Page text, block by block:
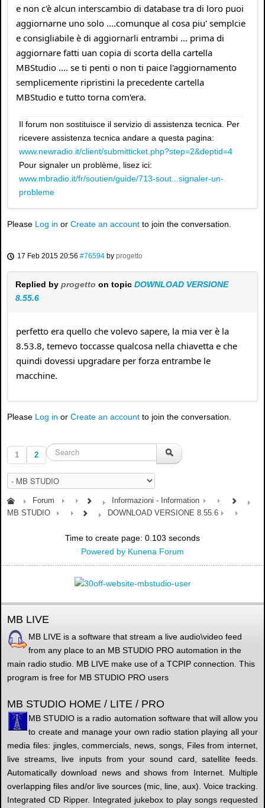
e non c'è alcun interscambio di database tra di loro puoi
aggiornarne uno solo ....comunque al cosa piu' semplcie
e consigliabile è di aggiornarli entrambi ... prima di
aggiornare fatti uan copia di scorta della cartella
MBStudio .... se ti penti o non ti paice l'aggiornamento
semplicemente ripristini la precedente cartella
MBStudio e tutto torna com'era.
Il forum non sostituisce il servizio di assistenza tecnica. Per
ricevere assistenza tecnica andare a questa pagina:
www.newradio.it/client/submitticket.php?step=2&deptid=4
Pour signaler un problème, lisez ici:
www.mbradio.it/fr/soutien/guide/713-sout...signaler-un-
probleme
Please Log in or Create an account to join the conversation.
17 Feb 2015 20:56 #76594 by progetto
Replied by progetto on topic DOWNLOAD VERSIONE
8.55.6
perfetto era quello che volevo sapere, la mia ver è la
8.53.8, temevo toccasse qualcosa nella chiavetta e che
quindi dovessi upgradare per forza entrambe le
macchine.
Please Log in or Create an account to join the conversation.
1 2
Forum
Informazioni - Information
MB STUDIO
DOWNLOAD VERSIONE 8.55.6
Time to create page: 0.103 seconds
Powered by Kunena Forum
MB LIVE
MB LIVE is a software that stream a live audio\video feed
from any place to an MB STUDIO PRO automation in the
main radio studio. MB LIVE make use of a TCPIP connection. This
program is free for MB STUDIO PRO users
MB STUDIO HOME / LITE / PRO
MB STUDIO is a radio automation software that will allow you
to create and manage your own radio station playing all your
media files: jingles, commercials, news, songs, Files from internet,
live streams, live inputs from your sound card, satellite feeds.
Automatically download news and shows from Internet. Multiple
overlapping files and/or live sources (mic, line, aux). Voice tracking.
Integrated CD Ripper. Integrated jukebox to play songs requested